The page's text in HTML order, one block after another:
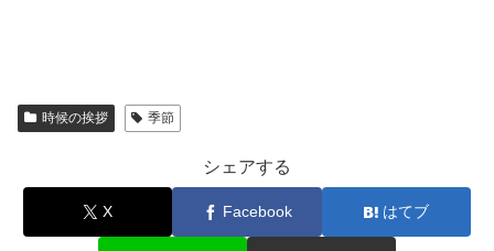
時候の挨拶 季節
シェアする
X Facebook はてブ